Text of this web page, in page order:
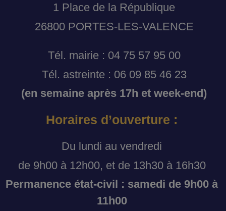
1 Place de la République
26800 PORTES-LES-VALENCE
Tél. mairie : 04 75 57 95 00
Tél. astreinte : 06 09 85 46 23
(en semaine après 17h et week-end)
Horaires d’ouverture :
Du lundi au vendredi
de 9h00 à 12h00, et de 13h30 à 16h30
Permanence état-civil : samedi de 9h00 à
11h00